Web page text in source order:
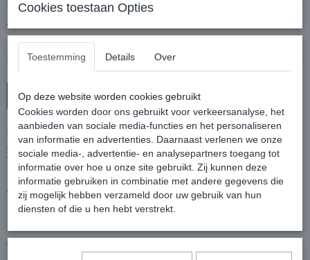
Aantal
In winkelwagen
3 paar dunne sokken voor in rijlaarzen, prettig aan de voet en
extreem dun aan het been.
Voorzien van een panty beenstuk en katoenen voetstuk.
Kleur: Midnight Navy (Donkerblauw)
Alleen nog beschikbaar in maat:
M: 37-39
L: 40-42
61% nylon, 33% katoen, 6% spandex
Cookies toestaan Opties
Toestemming Details Over
Op deze website worden cookies gebruikt
Cookies worden door ons gebruikt voor verkeersanalyse, het
aanbieden van sociale media-functies en het personaliseren
van informatie en advertenties. Daarnaast verlenen we onze
sociale media-, advertentie- en analysepartners toegang tot
informatie over hoe u onze site gebruikt. Zij kunnen deze
informatie gebruiken in combinatie met andere gegevens die
zij mogelijk hebben verzameld door uw gebruik van hun
diensten of die u hen hebt verstrekt.